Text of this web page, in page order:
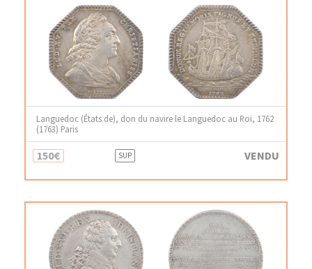
Languedoc (États de), don du navire le Languedoc au Roi, 1762
(1763) Paris
150€ SUP VENDU